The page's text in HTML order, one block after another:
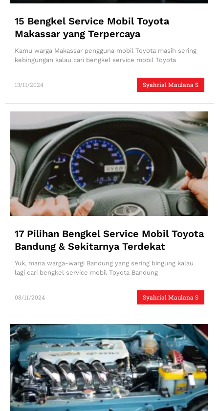
15 Bengkel Service Mobil Toyota
Makassar yang Terpercaya
Syahrial Maulana S
13/11/2024
Kamu warga Makassar pengguna mobil Toyota masih sering
kebingungan kalau cari bengkel service mobil Toyota
17 Pilihan Bengkel Service Mobil Toyota
Bandung & Sekitarnya Terdekat
Syahrial Maulana S
08/11/2024
Yuk, mana warga-wargi Bandung yang sering bingung kalau
lagi cari bengkel service mobil Toyota Bandung